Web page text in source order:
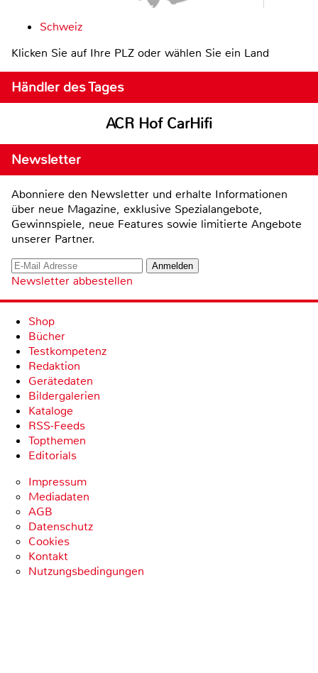
Schweiz
Klicken Sie auf Ihre PLZ oder wählen Sie ein Land
Händler des Tages
ACR Hof CarHifi
Newsletter
Abonniere den Newsletter und erhalte Informationen
über neue Magazine, exklusive Spezialangebote,
Gewinnspiele, neue Features sowie limitierte Angebote
unserer Partner.
Newsletter abbestellen
Shop
Bücher
Testkompetenz
Redaktion
Gerätedaten
Bildergalerien
Kataloge
RSS-Feeds
Topthemen
Editorials
Impressum
Mediadaten
AGB
Datenschutz
Cookies
Kontakt
Nutzungsbedingungen